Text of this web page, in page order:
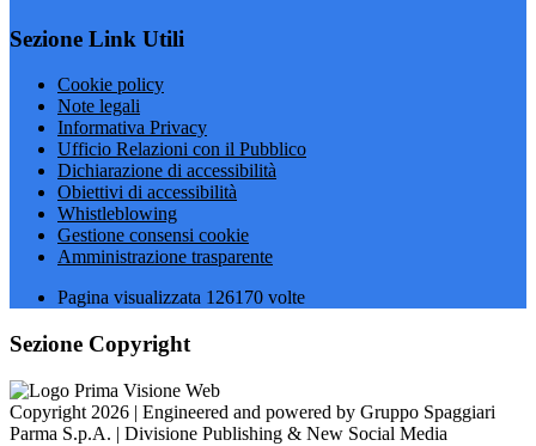
Sezione Link Utili
Cookie policy
Note legali
Informativa Privacy
Ufficio Relazioni con il Pubblico
Dichiarazione di accessibilità
Obiettivi di accessibilità
Whistleblowing
Gestione consensi cookie
Amministrazione trasparente
Pagina visualizzata 126170 volte
Sezione Copyright
Copyright 2026 | Engineered and powered by Gruppo Spaggiari
Parma S.p.A. | Divisione Publishing & New Social Media